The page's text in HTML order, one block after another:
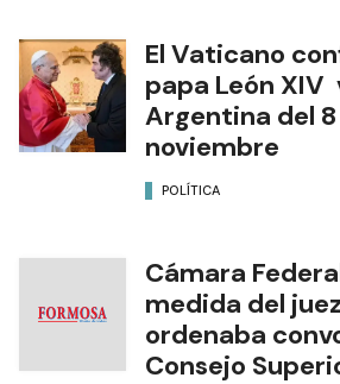
El Vaticano
papa León
Argentina del 8
noviembre
POLÍTICA
Cámara
medida del
ordenaba
Consejo